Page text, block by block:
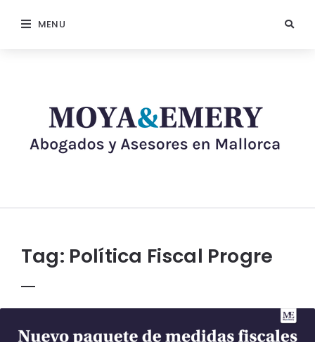
MENU
Tag: Política Fiscal Progre